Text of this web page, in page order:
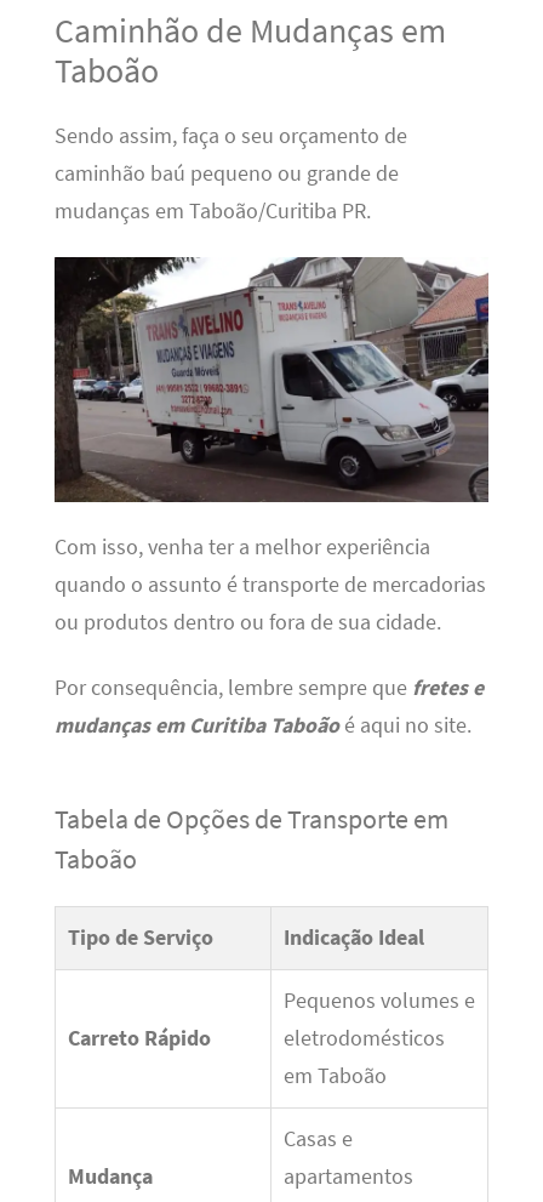
Caminhão de Mudanças em
Taboão
Sendo assim, faça o seu orçamento de
caminhão baú pequeno ou grande de
mudanças em Taboão/Curitiba PR.
Com isso, venha ter a melhor experiência
quando o assunto é transporte de mercadorias
ou produtos dentro ou fora de sua cidade.
Por consequência, lembre sempre que fretes e
mudanças em Curitiba Taboãoé aqui no site.
Tabela de Opções de Transporte em
Taboão
Tipo de Serviço Indicação Ideal
Carreto Rápido
Pequenos volumes e
eletrodomésticos
em Taboão
Mudança
Casas e
apartamentos